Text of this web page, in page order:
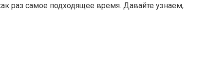
раз самое подходящее время. Давайте узнаем,